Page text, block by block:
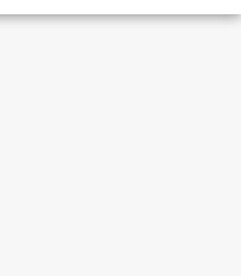
>Immobilier>Assurances>Défaut